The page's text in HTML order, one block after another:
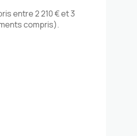
entre 2 210 € et 3
compris).